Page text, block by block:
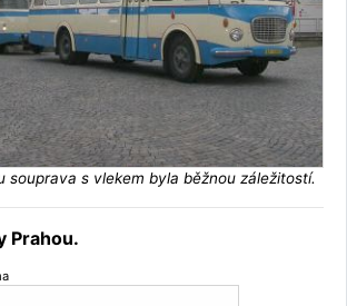
souprava s vlekem byla běžnou záležitostí.
Prahou.